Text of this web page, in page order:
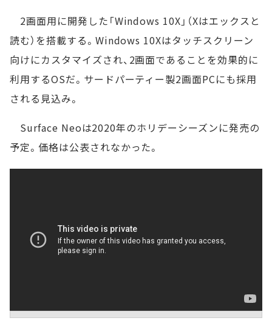
2画面用に開発した「Windows 10X」（Xはエックスと
読む）を搭載する。Windows 10Xはタッチスクリーン
向けにカスタマイズされ、2画面であることを効果的に
利用するOSだ。サードパーティー製2画面PCにも採用
される見込み。
Surface Neoは2020年のホリデーシーズンに発売の
予定。価格は公表されなかった。